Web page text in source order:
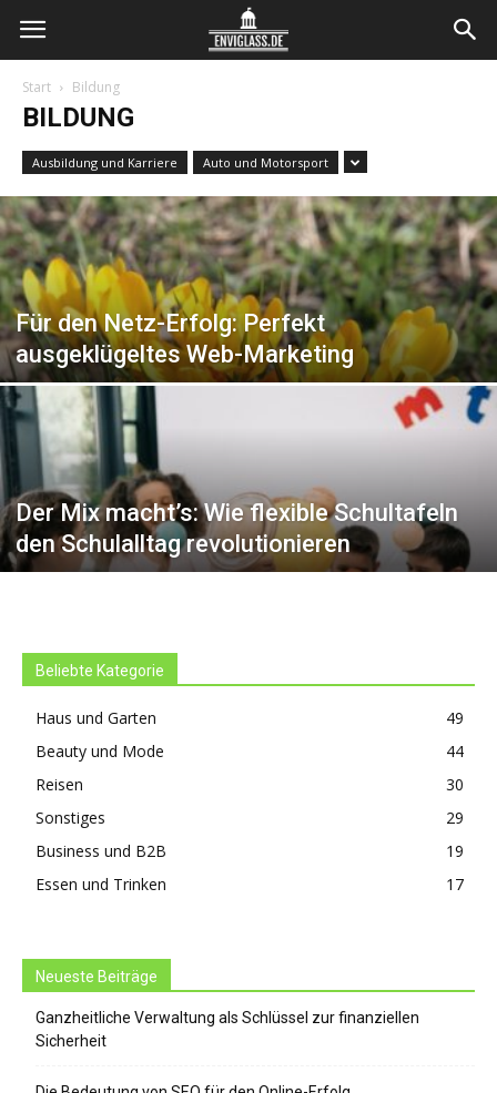
Envi
Glass
Start Bildung
BILDUNG
Ausbildung und Karriere Auto und Motorsport
Für den Netz-Erfolg: Perfekt
ausgeklügeltes Web-Marketing
Der Mix macht’s: Wie flexible Schultafeln
den Schulalltag revolutionieren
Beliebte Kategorie
Haus und Garten
49
Beauty und Mode
44
Reisen
30
Sonstiges
29
Business und B2B
19
Essen und Trinken
17
Neueste Beiträge
Ganzheitliche Verwaltung als Schlüssel zur finanziellen
Sicherheit